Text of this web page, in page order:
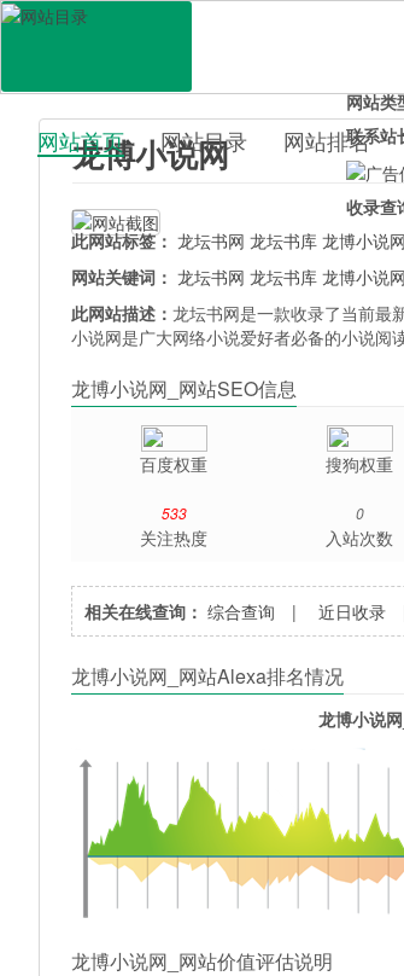
百科目录
网站首页 网站目录 网站排名
龙博小说网
网站类
联系站
收录查
此网站标签： 龙坛书网 龙坛书库 龙博小说网
网站关键词： 龙坛书网 龙坛书库 龙博小说网
此网站描述：龙坛书网是一款收录了当前最
小说网是广大网络小说爱好者必备的小说阅读
龙博小说网_网站SEO信息
百度权重 搜狗权重
533
关注热度
0
入站次数
相关在线查询： 综合查询 |近日收录
龙博小说网_网站Alexa排名情况
龙博小说
龙博小说网_网站价值评估说明